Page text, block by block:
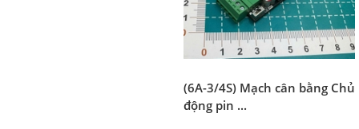
(6A-3/4S) Mạch cân bằng Chủ
động pin ...